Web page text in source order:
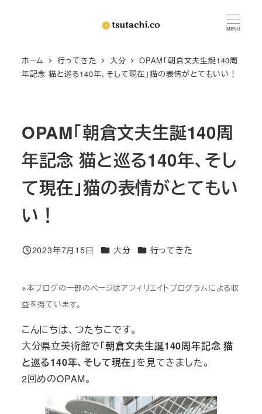
MENU
ホーム 行ってきた 大分
OPAM「朝倉文夫生誕140周
年記念 猫と巡る140年、そして現在」猫の表情がとてもいい！
OPAM「朝倉文夫生誕140周
年記念 猫と巡る140年、そし
て現在」猫の表情がとてもい
い！
投稿日
2023年7月15日 カテゴリー
大分 カテゴリー
行ってきた
※本ブログの一部のページはアフィリエイトプログラムによる収
益を得ています。
こんにちは、つたちこです。
大分県立美術館で「朝倉文夫生誕140周年記念 猫
と巡る140年、そして現在」を見てきました。
2回めのOPAM。